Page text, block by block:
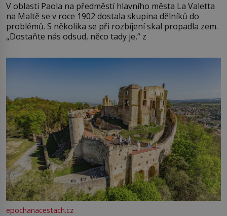
V oblasti Paola na předměstí hlavního města La Valetta
na Maltě se v roce 1902 dostala skupina dělníků do
problémů. S několika se při rozbíjení skal propadla zem.
„Dostaňte nás odsud, něco tady je,“ z
epochanacestach.cz